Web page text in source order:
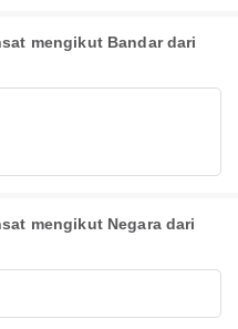
mengikut Bandar dari
mengikut Negara dari